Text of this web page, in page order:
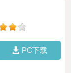
PC下载